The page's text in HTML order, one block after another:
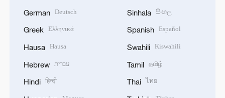
German Deutsch
Greek Ελληνικά
Hausa Hausa
Hebrew עברית
Hindi हिन्दी
Sinhala සිංහල
Spanish Español
Swahili Kiswahili
Tamil தமிழ்
Thai ไทย